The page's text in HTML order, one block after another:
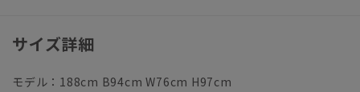
サイズ詳細
モデル：188cm B94cm W76cm H97cm